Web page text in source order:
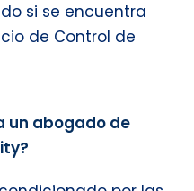
si se encuentra
de Control de
un abogado de